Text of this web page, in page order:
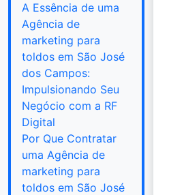
A Essência de uma
Agência de
marketing para
toldos em São José
dos Campos:
Impulsionando Seu
Negócio com a RF
Digital
Por Que Contratar
uma Agência de
marketing para
toldos em São José